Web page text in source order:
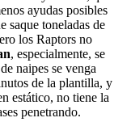
ayudas posibles
saque toneladas de
los Raptors no
, especialmente, se
naipes se venga
de la plantilla, y
estático, no tiene la
penetrando.